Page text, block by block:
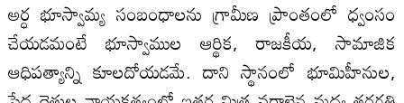
అర్ధ భూస్వామ్య సంబంధాలను గ్రామీణ ప్రాంతంలో ధ్వంసం
చేయడమంటే భూస్వాముల ఆర్థిక, రాజకీయ, సామాజిక
ఆధిపత్యాన్ని కూలదోయడమే. దాని స్థానంలో భూమిహీనుల,